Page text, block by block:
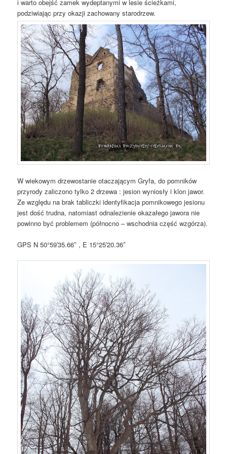
i warto obejść zamek wydeptanymi w lesie ścieżkami,
podziwiając przy okazji zachowany starodrzew.
W wiekowym drzewostanie otaczającym Gryfa, do pomników
przyrody zaliczono tylko 2 drzewa : jesion wyniosły i klon jawor.
Ze względu na brak tabliczki identyfikacja pomnikowego jesionu
jest dość trudna, natomiast odnalezienie okazałego jawora nie
powinno być problemem (północno – wschodnia część wzgórza).
GPS N 50°59′35.66″ , E 15°25′20.36″